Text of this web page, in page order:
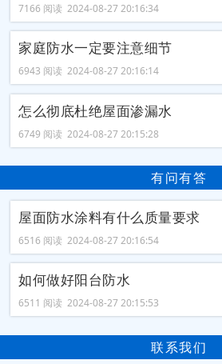
7166 阅读 2024-08-27 20:16:34
家庭防水一定要注意细节
6943 阅读 2024-08-27 20:16:14
怎么彻底杜绝屋面渗漏水
6749 阅读 2024-08-27 20:15:28
有问有答
屋面防水涂料有什么质量要求
6516 阅读 2024-08-27 20:16:54
如何做好阳台防水
6511 阅读 2024-08-27 20:15:53
联系我们